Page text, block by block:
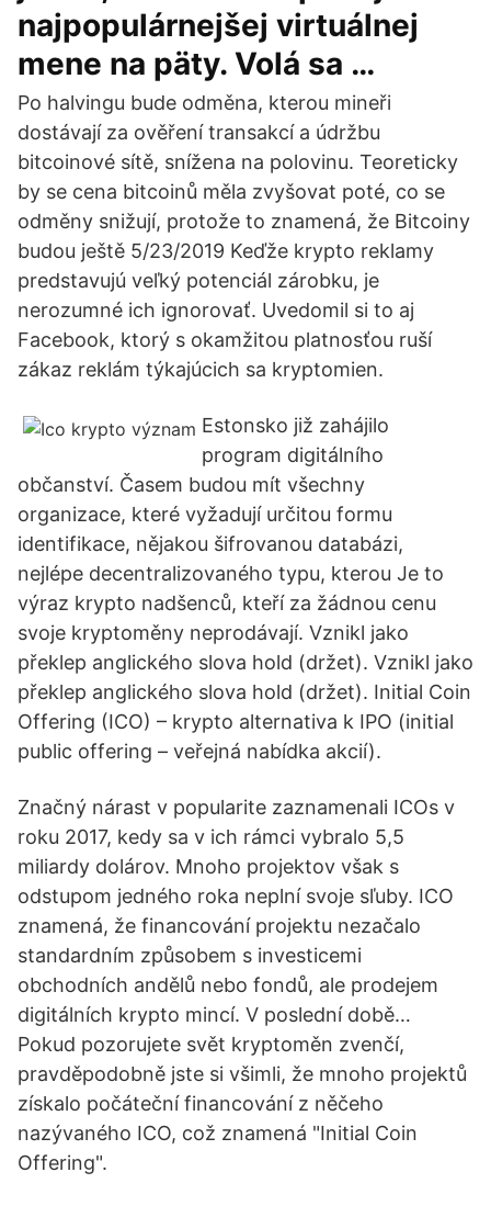
najpopulárnejšej virtuálnej
mene na päty. Volá sa …
Po halvingu bude odměna, kterou mineři
dostávají za ověření transakcí a údržbu
bitcoinové sítě, snížena na polovinu. Teoreticky
by se cena bitcoinů měla zvyšovat poté, co se
odměny snižují, protože to znamená, že Bitcoiny
budou ještě 5/23/2019 Keďže krypto reklamy
predstavujú veľký potenciál zárobku, je
nerozumné ich ignorovať. Uvedomil si to aj
Facebook, ktorý s okamžitou platnosťou ruší
zákaz reklám týkajúcich sa kryptomien.
Estonsko již zahájilo
program digitálního
občanství. Časem budou mít všechny
organizace, které vyžadují určitou formu
identifikace, nějakou šifrovanou databázi,
nejlépe decentralizovaného typu, kterou Je to
výraz krypto nadšenců, kteří za žádnou cenu
svoje kryptoměny neprodávají. Vznikl jako
překlep anglického slova hold (držet). Vznikl jako
překlep anglického slova hold (držet). Initial Coin
Offering (ICO) – krypto alternativa k IPO (initial
public offering – veřejná nabídka akcií).
Značný nárast v popularite zaznamenali ICOs v
roku 2017, kedy sa v ich rámci vybralo 5,5
miliardy dolárov. Mnoho projektov však s
odstupom jedného roka neplní svoje sľuby. ICO
znamená, že financování projektu nezačalo
standardním způsobem s investicemi
obchodních andělů nebo fondů, ale prodejem
digitálních krypto mincí. V poslední době…
Pokud pozorujete svět kryptoměn zvenčí,
pravděpodobně jste si všimli, že mnoho projektů
získalo počáteční financování z něčeho
nazývaného ICO, což znamená "Initial Coin
Offering".